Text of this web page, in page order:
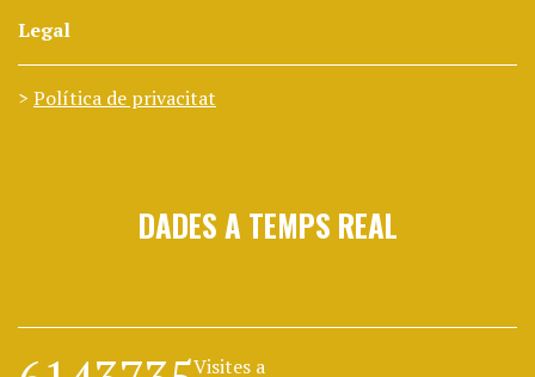
Legal
Política de privacitat
DADES A TEMPS REAL
Visites a